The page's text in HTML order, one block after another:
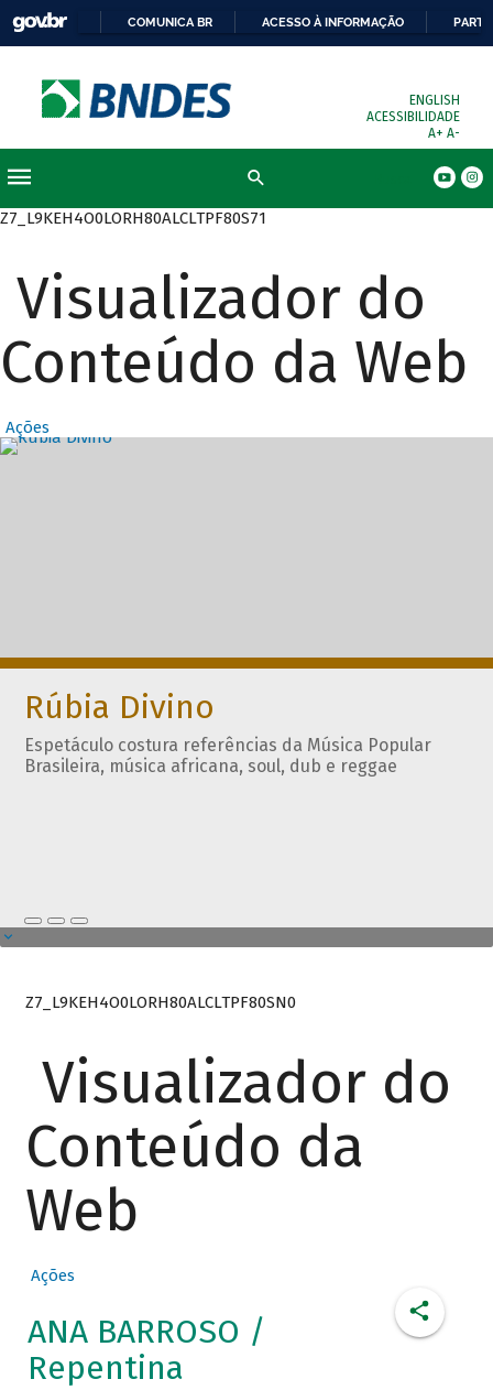
COMUNICA BR ACESSO À INFORMAÇÃO
ENGLISH
ACESSIBILIDADE
A+ A-
Z7_L9KEH4O0LORH80ALCLTPF80S71
Visualizador do
Conteúdo da Web
Ações
Destaques
Rúbia Divino
Espetáculo costura referências da Música Popular
Brasileira, música africana, soul, dub e reggae
Z7_L9KEH4O0LORH80ALCLTPF80SN0
Visualizador do
Conteúdo da
Web
Ações
ANA BARROSO /
Repentina